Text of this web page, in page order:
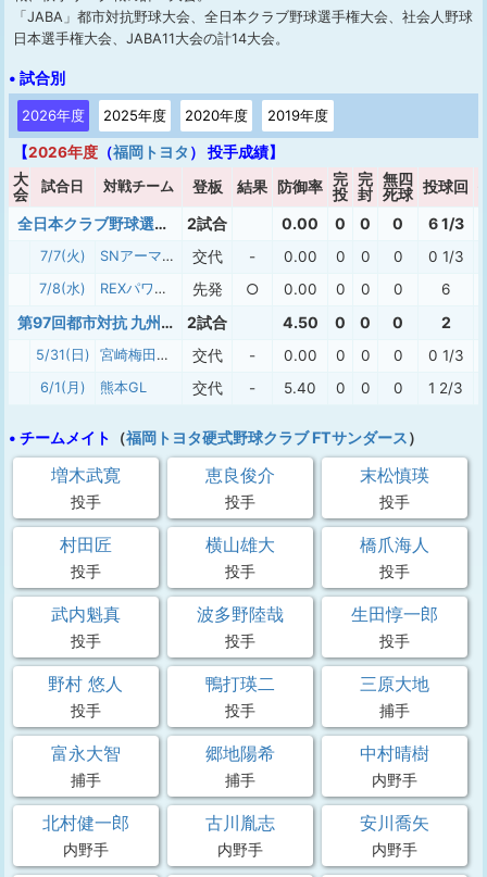
「JABA」都市対抗野球大会、全日本クラブ野球選手権大会、社会人野球
日本選手権大会、JABA11大会の計14大会。
• 試合別
2026年度 2025年度 2020年度 2019年度
【2026年度 （福岡トヨタ ） 投手成績】
大
会
試合日 対戦チーム 登板 結果 防御率
完
投
完
封
無四
死球 投球回
全日本クラブ野球選手権九州地区予選 2試合 0.00 0 0 0 6 1/3
7/7(火) SNアーマンズBC 交代 - 0.00 0 0 0 0 1/3
7/8(水) REXパワーズ 先発 ○ 0.00 0 0 0 6
第97回都市対抗 九州地区予選 2試合 4.50 0 0 0 2
5/31(日) 宮崎梅田学園 交代 - 0.00 0 0 0 0 1/3
6/1(月) 熊本GL 交代 - 5.40 0 0 0 1 2/3
• チームメイト （福岡トヨタ硬式野球クラブ FTサンダース）
増木武寛
投手
恵良俊介
投手
末松慎瑛
投手
村田匠
投手
横山雄大
投手
橋爪海人
投手
武内魁真
投手
波多野陸哉
投手
生田惇一郎
投手
野村 悠人
投手
鴨打瑛二
投手
三原大地
捕手
富永大智
捕手
郷地陽希
捕手
中村晴樹
内野手
北村健一郎
内野手
古川胤志
内野手
安川喬矢
内野手